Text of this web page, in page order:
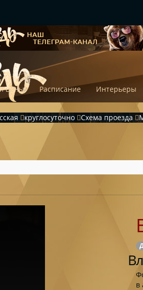
цены Расписание Интерьеры
круглосуточно Схема проезда
в